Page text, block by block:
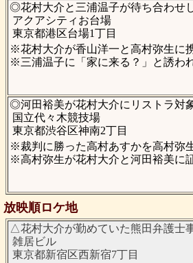
◎花村大介と三浦温子が待ち合わせ
アクアシティお台場
東京都港区台場1丁目
※花村大介が香山洋一と高村弥生に
※三浦温子に「家に来る？」と誘わ
◎河田裕美が花村大介にリストラ対
国立代々木競技場
東京都渋谷区神南2丁目
※裁判に勝った高村あすかを高村弥
※高村弥生が花村大介と河田裕美に
放映順ロケ地
△花村大介が勤めていた熊田弁護士
雑居ビル
東京都新宿区西新宿7丁目